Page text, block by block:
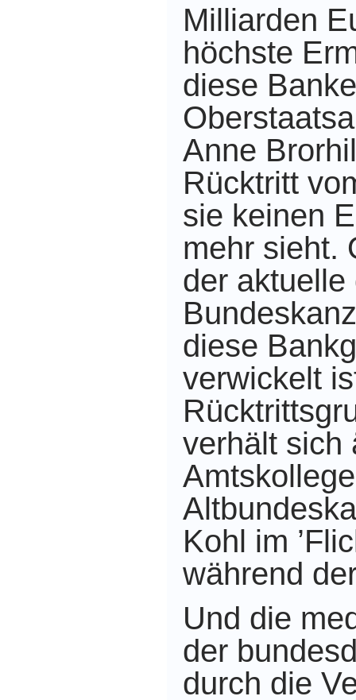
Milliarden
höchste
diese
Anne
Rücktritt
sie keinen
mehr sieht.
der aktuelle
diese
verwickelt
verhält sich
Amtskollege
Kohl im
während
Und die
der
durch die